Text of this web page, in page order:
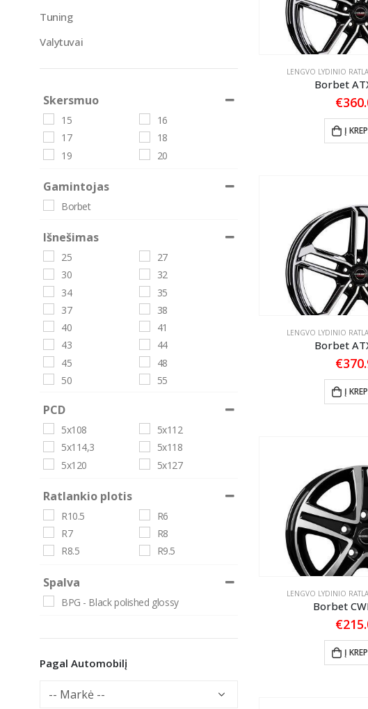
LENGVO LYDINIO
Borbet
€
Į
LENGVO LYDINIO
Borbet
€
Į
LENGVO LYDINIO
Borbet
€
Į
Tuning
Valytuvai
Skersmuo
15
16
17
18
19
20
Gamintojas
Borbet
Išnešimas
25
27
30
32
34
35
37
38
40
41
43
44
45
48
50
55
PCD
5x108
5x112
5x114,3
5x118
5x120
5x127
Ratlankio plotis
R10.5
R6
R7
R8
R8.5
R9.5
Spalva
BPG - Black polished glossy
Pagal Automobilį